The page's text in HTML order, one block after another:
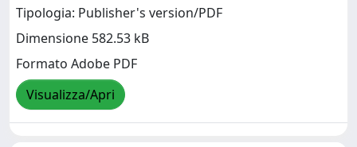
Tipologia: Publisher's version/PDF
Dimensione 582.53 kB
Formato Adobe PDF
Visualizza/Apri